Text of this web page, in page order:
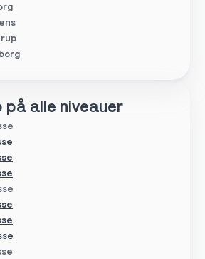
alle niveauer